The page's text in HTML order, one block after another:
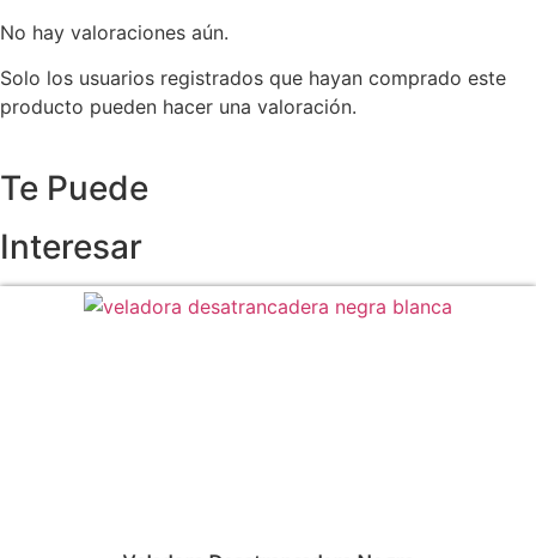
No hay valoraciones aún.
Solo los usuarios registrados que hayan comprado este
producto pueden hacer una valoración.
Te Puede
Interesar